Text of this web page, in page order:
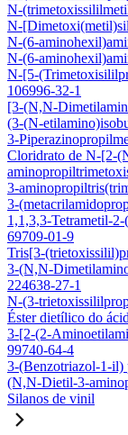
N-
N-
N-(6-
N-(6-
N-[5-
106996-32-1
[3-(N,N-
(3-(N-
3-
Cloridrato de N-[2-
3-
3-
1,1,3,3-Tetrametil-
69709-01-9
Tris[3-
3-(N,N-
224638-27-1
N-(3-
Éster dietílico do
3-[2-(2-
99740-64-4
3-(Benzotriazol-1-il)
(N,N-Dietil-3-
Silanos de vinil